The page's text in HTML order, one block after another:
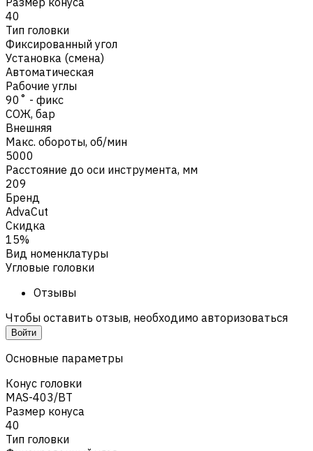
40
Тип головки
Фиксированный угол
Установка (смена)
Автоматическая
Рабочие углы
90˚ - фикс
СОЖ, бар
Внешняя
Макс. обороты, об/мин
5000
Расстояние до оси инструмента, мм
209
Бренд
AdvaCut
Скидка
15%
Вид номенклатуры
Угловые головки
Отзывы
Чтобы оставить отзыв, необходимо авторизоваться
Войти
Основные параметры
Конус головки
MAS-403/BT
Размер конуса
40
Тип головки